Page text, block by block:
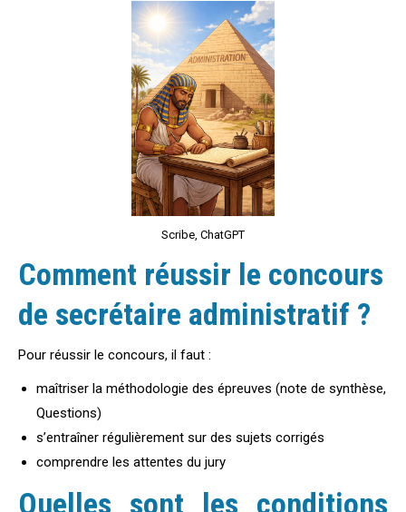
Scribe, ChatGPT
Comment réussir le concours
de secrétaire administratif ?
Pour réussir le concours, il faut :
maîtriser la méthodologie des épreuves (note de synthèse,
Questions)
s’entraîner régulièrement sur des sujets corrigés
comprendre les attentes du jury
Quelles sont les conditions